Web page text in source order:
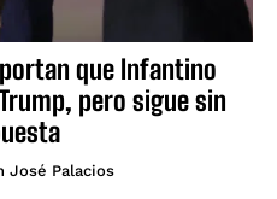
que Infantino
pero sigue sin
José Palacios